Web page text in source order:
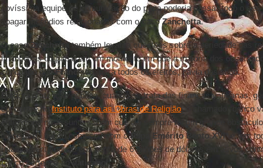
novíssima equipe de comunicação do papa poderia passar todo o seu
apagar incêndios relacionados com o casoZanchetta.
O casoZanchettatambém levanta questões sobre a seriedade das
financeiras do papa, em um momento em que a maioria dos
concluído queFrancisco, para todos os efeitos, havia desistido.
Embora a atenção pública, quando se trata das finanças vaticanas,
concentre noInstituto para as Obras de Religião, o chamado “banco
entendidos no assunto sabem que ele sempre foi um grande
limpeza no banco começou com oPapa Emérito Bento XVI, e, em
relativamente pouco dos cerca de 6 bilhões de dólares em ativos
banco pertence aoVaticano .